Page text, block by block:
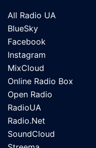
All Radio UA
BlueSky
Facebook
Instagram
MixCloud
Online Radio Box
Open Radio
RadioUA
Radio.Net
SoundCloud